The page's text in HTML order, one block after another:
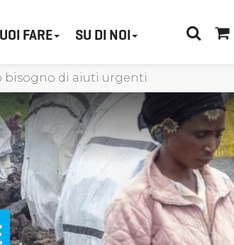
FARE SU DI NOI
bisogno di aiuti urgenti